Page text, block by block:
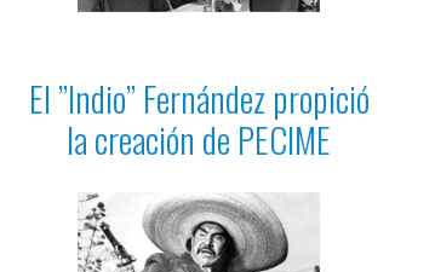
El ”Indio” Fernández propició
la creación de PECIME